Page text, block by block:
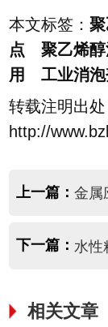
本文标签：
点 聚乙烯醇
用 工业消泡
转载注明出处
http://
上一篇： 金属
下一篇： 水性
相关文章